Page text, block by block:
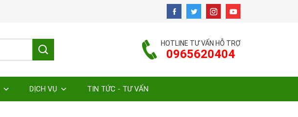
HOTLINE TƯ VẤN HỖ TRỢ
0965620404
DỊCH VỤ TIN TỨC - TƯ VẤN